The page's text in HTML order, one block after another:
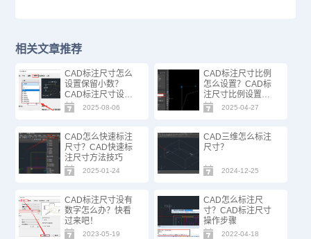
相关文章推荐
CAD标注尺寸怎么
设置保留小数？
CAD标注尺寸设置
技巧
2025-08-06
CAD标注尺寸比例
怎么设置？CAD标
注尺寸比例设置方
法
2025-04-27
CAD怎么快速标注
尺寸？CAD快速标
注尺寸方法技巧
2025-01-24
CAD三维怎么标注
尺寸？
2024-12-25
CAD标注尺寸没有
数字怎么办？快看
过来吧！
2023-05-19
CAD怎么标注尺
寸？CAD标注尺寸
操作步骤
2022-04-18